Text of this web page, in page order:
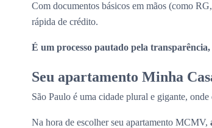
Com documentos básicos em mãos (como
rápida de crédito.
É um processo pautado pela
Seu apartamento Minha
São Paulo é uma cidade plural e gigante,
Na hora de escolher seu apartamento MCMV,